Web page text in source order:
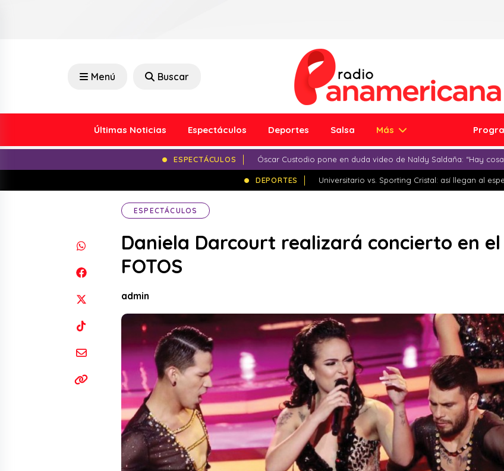
Menú Buscar
Últimas Noticias Espectáculos Deportes Salsa Más
ESPECTÁCULOS Óscar Custodio pone en duda video de Naldy Saldaña: “Hay
DEPORTES Universitario vs. Sporting Cristal: así llegan al
ESPECTÁCULOS
Daniela Darcourt realizará concierto en
FOTOS
admin